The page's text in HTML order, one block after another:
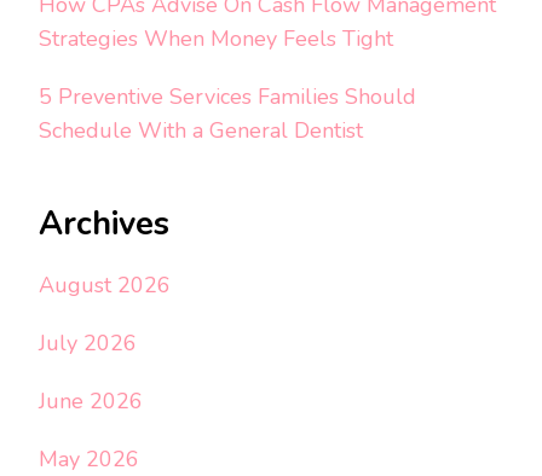
Strategies When Money Feels Tight
5 Preventive Services Families Should
Schedule With a General Dentist
Archives
August 2026
July 2026
June 2026
May 2026